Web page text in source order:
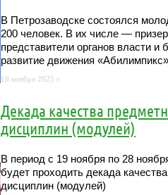
В Петрозаводске состоялся
200 человек. В их числе —
представители органов власти
развитие движения
19 ноября 2025 г.
Декада качества
дисциплин (модулей)
В период с 19 ноября по 28
будет проходить декада
дисциплин (модулей)